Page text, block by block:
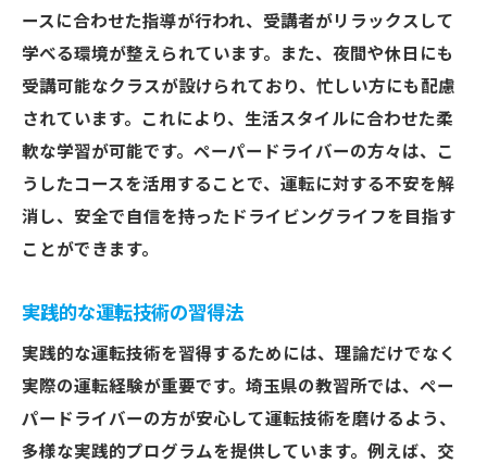
埼玉県で再びハンドルを握るペーパードライバ
ー向け教習
再び運転を始めるための準備
ペーパードライバー専用の教習プラン
運転に対する不安解消ワークショップ
実際の交通状況での練習
安全運転のための心得
自信を持って運転できる未来を埼玉県でペーパ
運転に自信を持つための計画
教習の成功体験を活かす方法
ペーパードライバーからのステップアップ
ースに合わせた指導が行われ、受講者がリラックスして
学べる環境が整えられています。また、夜間や休日にも
受講可能なクラスが設けられており、忙しい方にも配慮
されています。これにより、生活スタイルに合わせた柔
軟な学習が可能です。ペーパードライバーの方々は、こ
うしたコースを活用することで、運転に対する不安を解
消し、安全で自信を持ったドライビングライフを目指す
ことができます。
実践的な運転技術の習得法
実践的な運転技術を習得するためには、理論だけでなく
実際の運転経験が重要です。埼玉県の教習所では、ペー
パードライバーの方が安心して運転技術を磨けるよう、
多様な実践的プログラムを提供しています。例えば、交